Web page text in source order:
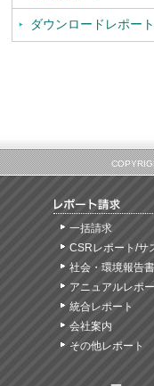
ダウンロードレポート
一括請求
CSRレポート/サ
社会・環境報告
アニュアルレポ
統合レポート
会社案内
その他レポート